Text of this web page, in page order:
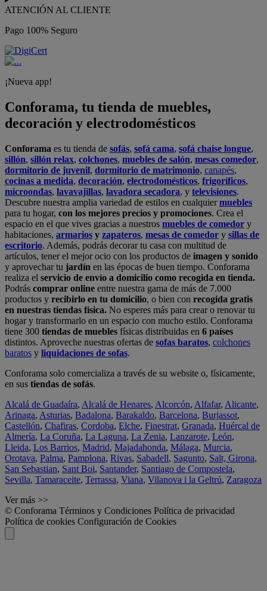
ATENCIÓN AL CLIENTE
Pago 100% Seguro
¡Nueva app!
Conforama, tu tienda de muebles,
decoración y electrodomésticos
Conforama es tu tienda de sofás, sofá cama, sofá chaise longue,
sillón, sillón relax, colchones, muebles de salón, mesas comedor,
dormitorio de juvenil, dormitorio de matrimonio, canapés,
cocinas a medida, decoración, electrodomésticos, frigoríficos,
microondas, lavavajillas, lavadora secadora, y televisiones.
Descubre nuestra amplia variedad de estilos en cualquiermuebles
para tu hogar, con los mejores precios y promociones. Crea el
espacio en el que vives gracias a nuestros muebles de comedor y
habitaciones, armarios y zapateros, mesas de comedor y sillas de
escritorio. Además, podrás decorar tu casa con multitud de
artículos, tener el mejor ocio con los productos de imagen y sonido
y aprovechar tu jardín en las épocas de buen tiempo. Conforama
realiza el servicio de envío a domicilio como recogida en tienda.
Podrás comprar online entre nuestra gama de más de 7.000
productos y recibirlo en tu domicilio, o bien con recogida gratis
en nuestras tiendas física. No esperes más para crear o renovar tu
hogar y transformarlo en un espacio con mucho estilo. Conforama
tiene 300 tiendas de muebles físicas distribuidas en 6 países
distintos. Aproveche nuestras ofertas de sofas baratos, colchones
baratos y liquidaciones de sofas.
Conforama solo comercializa a través de su website o, físicamente,
en sus tiendas de sofás.
Alcalá de Guadaíra, Alcalá de Henares, Alcorcón, Alfafar, Alicante,
Arinaga, Asturias, Badalona, Barakaldo, Barcelona, Burjassot,
Castellón, Chafiras, Cordoba, Elche, Finestrat, Granada, Huércal de
Almería, La Coruña, La Laguna, La Zenia, Lanzarote, León,
Lleida, Los Barrios, Madrid, Majadahonda, Málaga, Murcia,
Orotava, Palma, Pamplona, Rivas, Sabadell, Sagunto, Salt, Girona,
San Sebastian, Sant Boi, Santander, Santiago de Compostela,
Sevilla, Tamaraceite, Terrassa, Viana, Vilanova i la Geltrú, Zaragoza
Ver más >>
© Conforama Términos y Condiciones Política de privacidad
Política de cookies Configuración de Cookies